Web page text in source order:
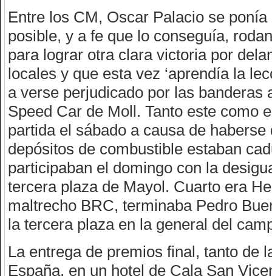
Entre los CM, Oscar Palacio se
posible, y a fe que lo conseguía,
para lograr otra clara victoria por
locales y que esta vez ‘aprendía la
a verse perjudicado por las
Speed Car de Moll. Tanto este como
partida el sábado a causa de
depósitos de combustible estaban
participaban el domingo con la
tercera plaza de Mayol. Cuarto era
maltrecho BRC, terminaba Pedro
la tercera plaza en la general del
La entrega de premios final, tanto de
España, en un hotel de Cala San